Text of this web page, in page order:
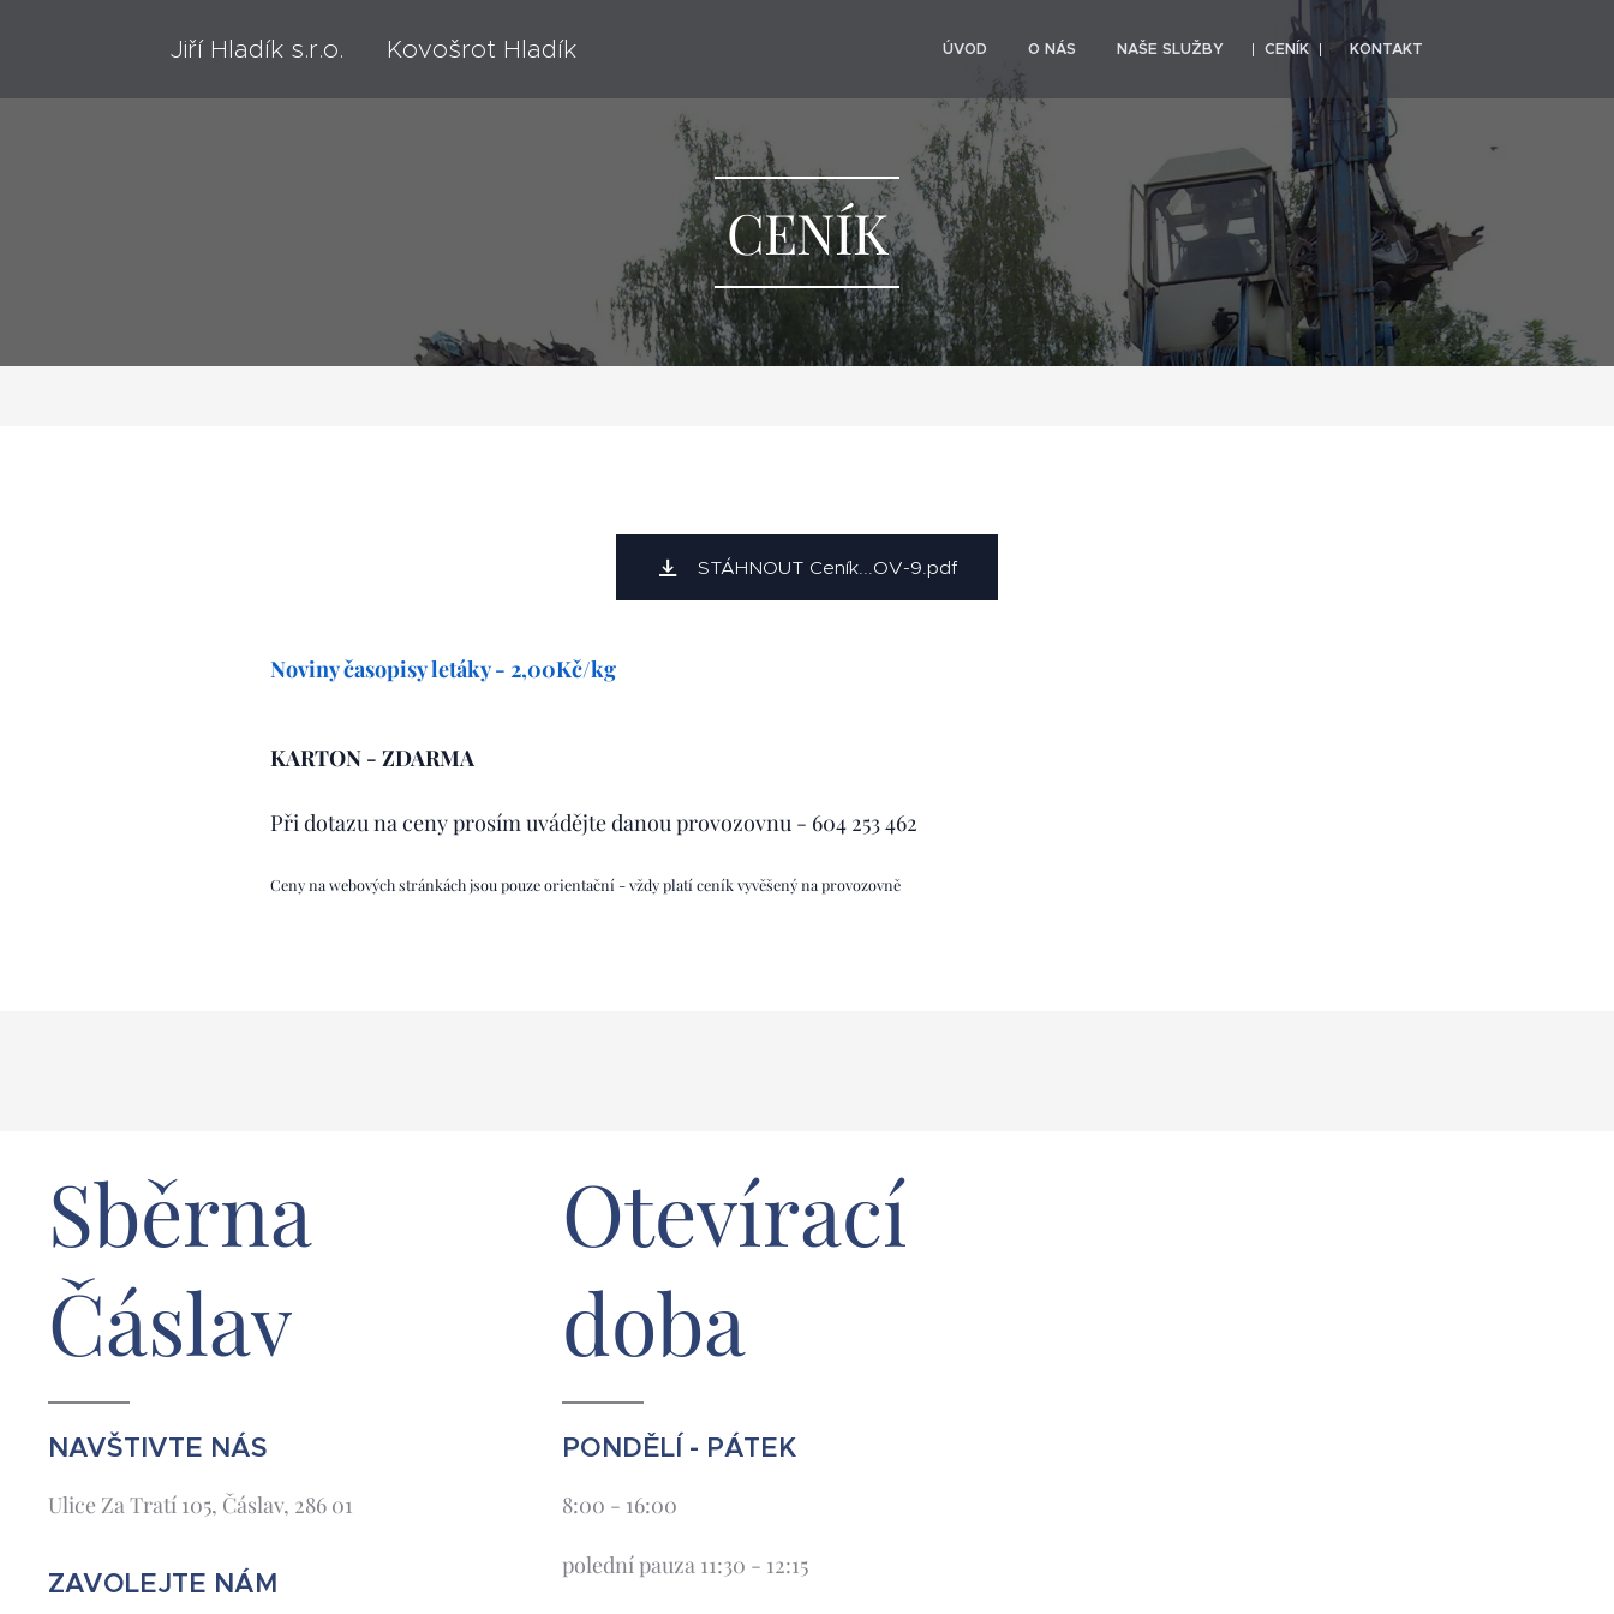
Jiří Hladík s.r.o. Kovošrot Hladík ÚVOD O NÁS NAŠE SLUŽBY CENÍK KONTAKT
CENÍK
STÁHNOUT Ceník...OV-9.pdf
Noviny časopisy letáky - 2,00Kč/kg
KARTON - ZDARMA
Při dotazu na ceny prosím uvádějte danou provozovnu - 604 253 462
Ceny na webových stránkách jsou pouze orientační - vždy platí ceník vyvěšený na provozovně
Sběrna
Čáslav
NAVŠTIVTE NÁS
Ulice Za Tratí 105, Čáslav, 286 01
ZAVOLEJTE NÁM
Otevírací
doba
PONDĚLÍ - PÁTEK
8:00 - 16:00
polední pauza 11:30 - 12:15